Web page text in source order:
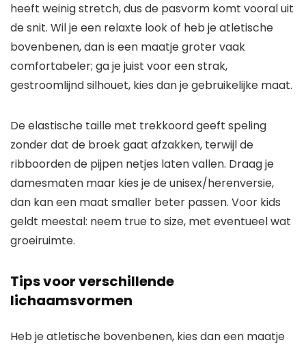
heeft weinig stretch, dus de pasvorm komt vooral uit
de snit. Wil je een relaxte look of heb je atletische
bovenbenen, dan is een maatje groter vaak
comfortabeler; ga je juist voor een strak,
gestroomlijnd silhouet, kies dan je gebruikelijke maat.
De elastische taille met trekkoord geeft speling
zonder dat de broek gaat afzakken, terwijl de
ribboorden de pijpen netjes laten vallen. Draag je
damesmaten maar kies je de unisex/herenversie,
dan kan een maat smaller beter passen. Voor kids
geldt meestal: neem true to size, met eventueel wat
groeiruimte.
Tips voor verschillende
lichaamsvormen
Heb je atletische bovenbenen, kies dan een maatje